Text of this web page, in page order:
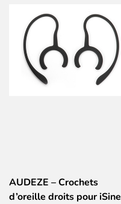
AUDEZE – Crochets
d’oreille droits pour iSine